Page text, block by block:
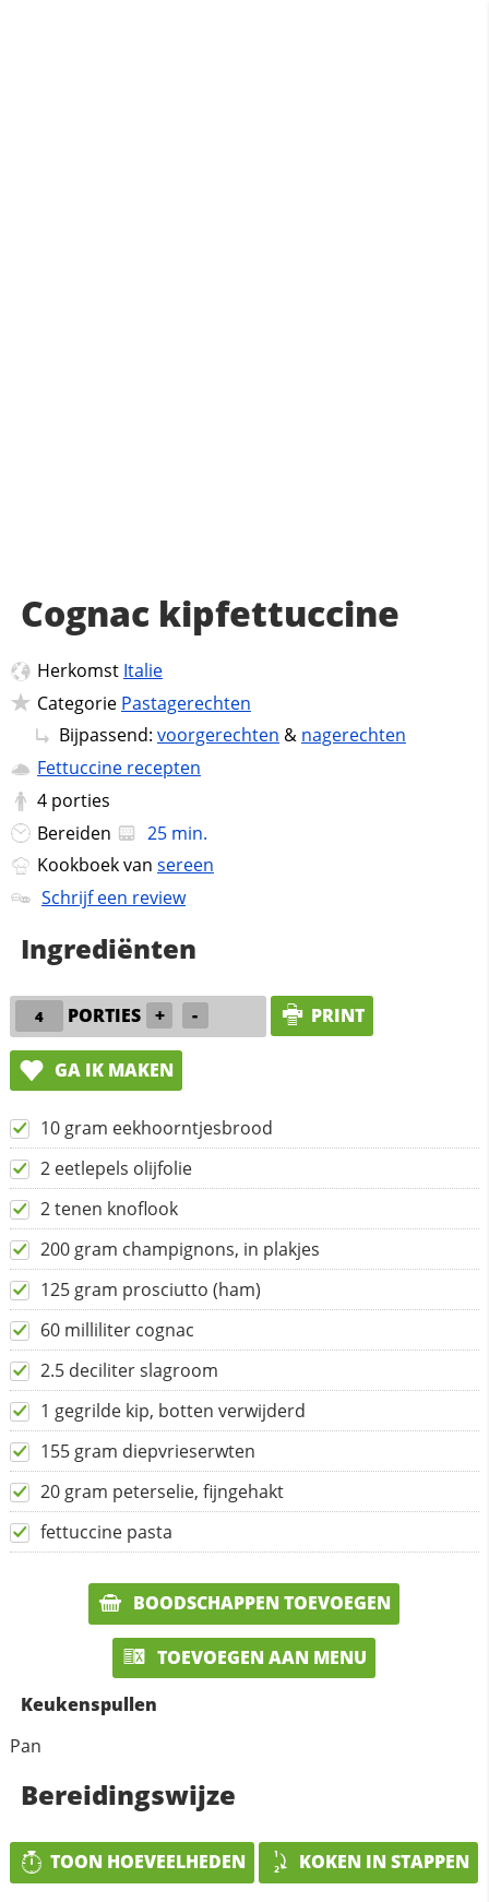
Cognac kipfettuccine
Herkomst Italie
Categorie Pastagerechten
Bijpassend: voorgerechten & nagerechten
Fettuccine recepten
4 porties
Bereiden
25 min.
Kookboek van sereen
Schrijf een review
Ingrediënten
PORTIES + - PRINT
GA IK MAKEN
10 gram eekhoorntjesbrood
2 eetlepels olijfolie
2 tenen knoflook
200 gram champignons, in plakjes
125 gram prosciutto (ham)
60 milliliter cognac
2.5 deciliter slagroom
1 gegrilde kip, botten verwijderd
155 gram diepvrieserwten
20 gram peterselie, fijngehakt
fettuccine pasta
BOODSCHAPPEN TOEVOEGEN
TOEVOEGEN AAN MENU
Keukenspullen
Pan
Bereidingswijze
TOON HOEVEELHEDEN KOKEN IN STAPPEN